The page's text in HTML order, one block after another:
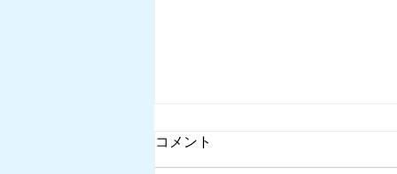
コメント